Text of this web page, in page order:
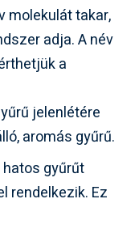
molekulát takar,
adja. A név
a
jelenlétére
aromás gyűrű.
hatos gyűrűt
rendelkezik. Ez